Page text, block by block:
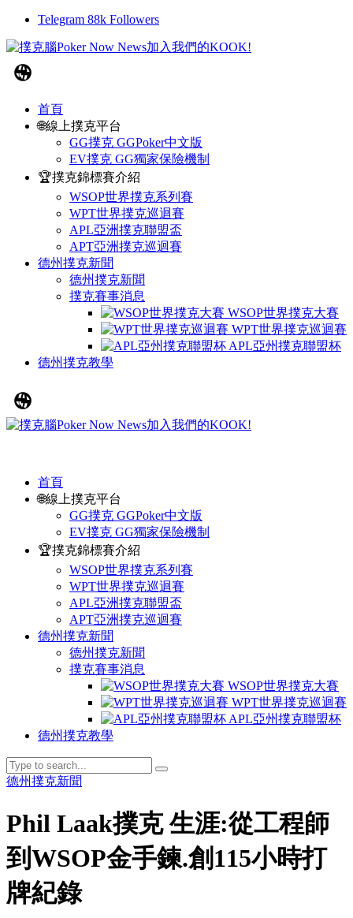
Telegram 88k Followers
首頁
🌐線上撲克平台
GG撲克 GGPoker中文版
EV撲克 GG獨家保險機制
🏆撲克錦標賽介紹
WSOP世界撲克系列賽
WPT世界撲克巡迴賽
APL亞洲撲克聯盟盃
APT亞洲撲克巡迴賽
德州撲克新聞
德州撲克新聞
撲克賽事消息
WSOP世界撲克大賽
WPT世界撲克巡迴賽
APL亞州撲克聯盟杯
德州撲克教學
首頁
🌐線上撲克平台
GG撲克 GGPoker中文版
EV撲克 GG獨家保險機制
🏆撲克錦標賽介紹
WSOP世界撲克系列賽
WPT世界撲克巡迴賽
APL亞洲撲克聯盟盃
APT亞洲撲克巡迴賽
德州撲克新聞
德州撲克新聞
撲克賽事消息
WSOP世界撲克大賽
WPT世界撲克巡迴賽
APL亞州撲克聯盟杯
德州撲克教學
德州撲克新聞
Phil Laak撲克 生涯:從工程師
到WSOP金手鍊.創115小時打
牌紀錄